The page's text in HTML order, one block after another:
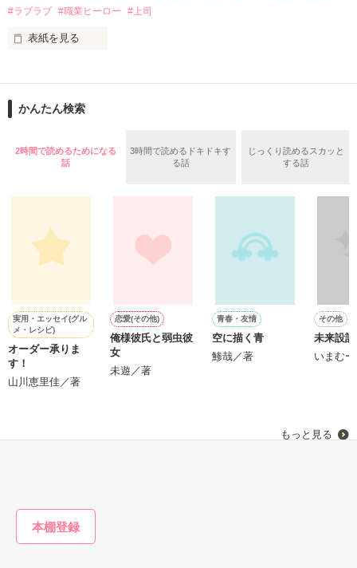
鳴海哲平 (なるみてっぺい)
2026.6.5～2026.7.25
＊以前、公開していた話の改稿版です＊
作品を読む
#ラブラブ #職業ヒーロー #上司
表紙を見る
ションの企画戦略室で働いている。
めた、同期で恋人の石垣守（26）がいるのだが、後輩の姫原由
いた。
守と由羅から『便利屋雛子』と馬鹿にされ、一人こっそり泣い
鷹哉『宜しくな、俺の雛子』🦅
雛子『俺の……ひぃ、雛子？！！！』🐥
※表紙も作中使用の画像も全てフリー素材です。
※執筆期間2026.6.3〜7.20完結です。
※他サイトさんにて恋愛トレンド1位でした〜良かったら読ん
で頂けると嬉しいです。
作品を読む
かんたん検索
2時間で読めるためになる
話
3時間で読めるドキドキす
る話
じっくり読めるスカッと
する話
実用・エッセイ(グル
メ・レシピ)
オーダー承りま
す！
山川恵里佳／著
恋愛(その他)
俺様彼氏と弱虫彼
女
未遊／著
青春・友情
空に描く青
鯵哉／著
その他
未来設計
いまむ
もっと見る